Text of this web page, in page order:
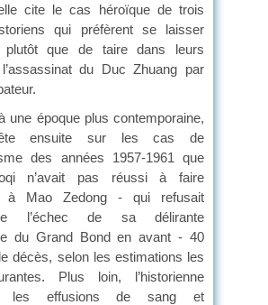
cite le cas héroïque de trois
qui préfèrent se laisser
plutôt que de taire dans leurs
du Duc Zhuang par
une époque plus contemporaine,
ensuite sur les cas de
des années 1957-1961 que
n’avait pas réussi à faire
à Mao Zedong - qui refusait
l’échec de sa délirante
du Grand Bond en avant - 40
décès, selon les estimations les
Plus loin, l’historienne
les effusions de sang et